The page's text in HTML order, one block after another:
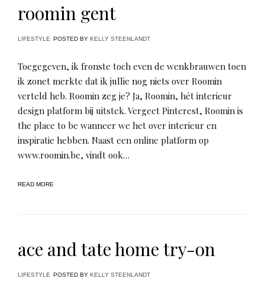
roomin gent
LIFESTYLE POSTED BY KELLY STEENLANDT
Toegegeven, ik fronste toch even de wenkbrauwen toen
ik zonet merkte dat ik jullie nog niets over Roomin
verteld heb. Roomin zeg je? Ja, Roomin, hét interieur
design platform bij uitstek. Vergeet Pinterest, Roomin is
the place to be wanneer we het over interieur en
inspiratie hebben. Naast een online platform op
www.roomin.be, vindt ook…
READ MORE
ace and tate home try-on
LIFESTYLE POSTED BY KELLY STEENLANDT